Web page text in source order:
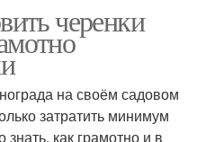
черенки
на своём садовом
затратить минимум
как грамотно и в